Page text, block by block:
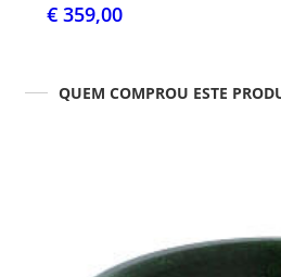
€ 359,00
QUEM COMPROU ESTE